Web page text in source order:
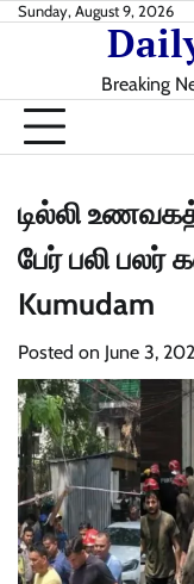
SkipSunday, August 9, 2026
Breaking
டில்லி
பேர் பலி
Kumudam
Posted on June 3,